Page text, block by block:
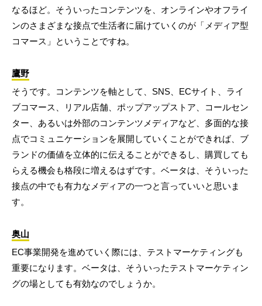
なるほど。そういったコンテンツを、オンラインやオフライ
ンのさまざまな接点で生活者に届けていくのが「メディア型
コマース」ということですね。
鷹野
そうです。コンテンツを軸として、SNS、ECサイト、ライ
ブコマース、リアル店舗、ポップアップストア、コールセン
ター、あるいは外部のコンテンツメディアなど、多面的な接
点でコミュニケーションを展開していくことができれば、ブ
ランドの価値を立体的に伝えることができるし、購買しても
らえる機会も格段に増えるはずです。ベータは、そういった
接点の中でも有力なメディアの一つと言っていいと思いま
す。
奥山
EC事業開発を進めていく際には、テストマーケティングも
重要になります。ベータは、そういったテストマーケティン
グの場としても有効なのでしょうか。